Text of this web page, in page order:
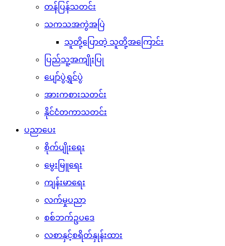
တန်ပြန်သတင်း
သကသအကွဲအပြဲ
သူတို့ပြောတဲ့ သူတို့အကြောင်း
ပြည်သူ့အကျိုးပြု
ပျော်ပွဲရွှင်ပွဲ
အားကစားသတင်း
နိုင်ငံတကာသတင်း
ပညာပေး
စိုက်ပျိုးရေး
မွေးမြူရေး
ကျန်းမာရေး
လက်မှုပညာ
စစ်ဘက်ဥပဒေ
လစာနှင့်စရိတ်နှုန်းထား